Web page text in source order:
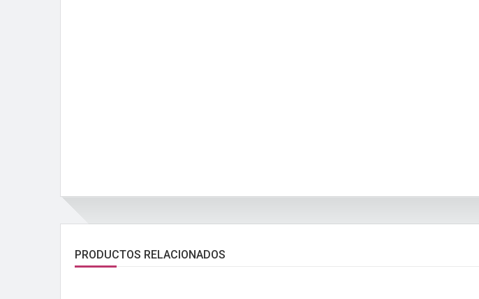
PRODUCTOS RELACIONADOS